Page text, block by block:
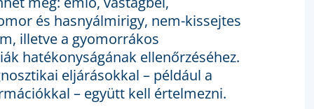
és hasnyálmirigy, nem-kissejtes
illetve a gyomorrákos
hatékonyságának ellenőrzéséhez.
eljárásokkal – például a
– együtt kell értelmezni.